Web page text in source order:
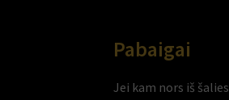
Pabaigai
Jei kam nors iš